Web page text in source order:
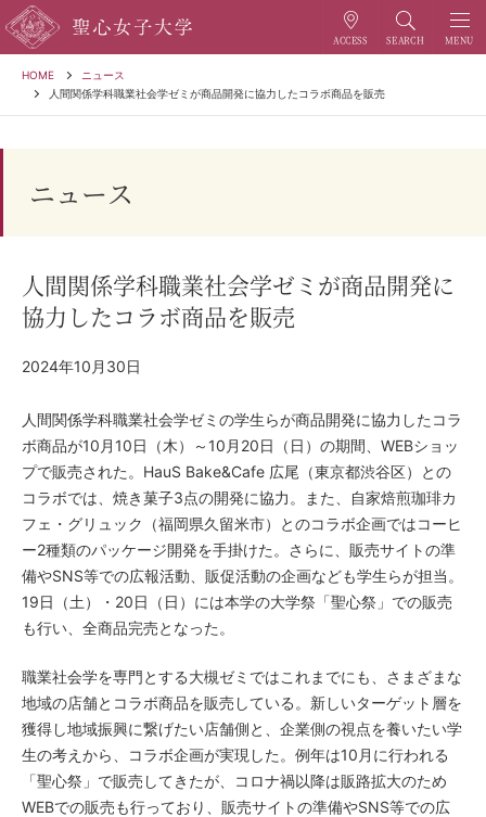
HOME
ニュース
人間関係学科職業社会学ゼミが商品開発に協力したコラボ商品を販売
ニュース
人間関係学科職業社会学ゼミが商品開発に
協力したコラボ商品を販売
2024年10月30日
人間関係学科職業社会学ゼミの学生らが商品開発に協力したコラ
ボ商品が10月10日（木）～10月20日（日）の期間、WEBショッ
プで販売された。HauS Bake&Cafe 広尾（東京都渋谷区）との
コラボでは、焼き菓子3点の開発に協力。また、自家焙煎珈琲カ
フェ・グリュック（福岡県久留米市）とのコラボ企画ではコーヒ
ー2種類のパッケージ開発を手掛けた。さらに、販売サイトの準
備やSNS等での広報活動、販促活動の企画なども学生らが担当。
19日（土）・20日（日）には本学の大学祭「聖心祭」での販売
も行い、全商品完売となった。
職業社会学を専門とする大槻ゼミではこれまでにも、さまざまな
地域の店舗とコラボ商品を販売している。新しいターゲット層を
獲得し地域振興に繋げたい店舗側と、企業側の視点を養いたい学
生の考えから、コラボ企画が実現した。例年は10月に行われる
「聖心祭」で販売してきたが、コロナ禍以降は販路拡大のため
WEBでの販売も行っており、販売サイトの準備やSNS等での広